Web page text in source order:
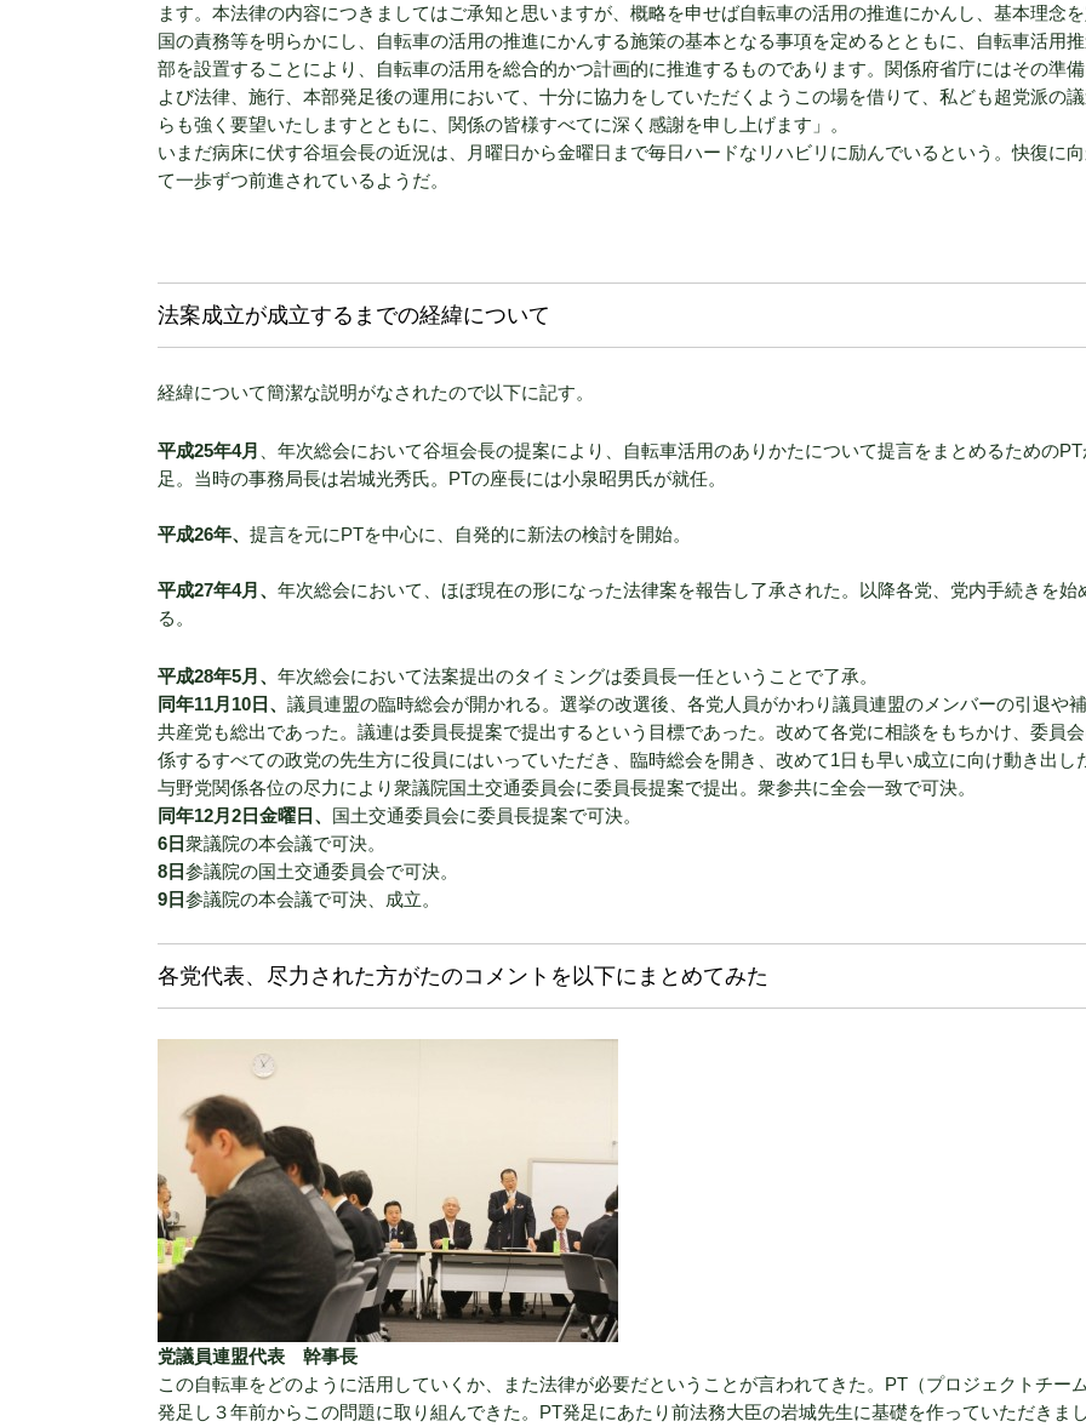
ます。本法律の内容につきましてはご承知と思いますが、概略を申せば自転車の活用の推進にかんし、基本理念
国の責務等を明らかにし、自転車の活用の推進にかんする施策の基本となる事項を定めるとともに、自転車活用
部を設置することにより、自転車の活用を総合的かつ計画的に推進するものであります。関係府省庁にはその準
よび法律、施行、本部発足後の運用において、十分に協力をしていただくようこの場を借りて、私ども超党派の
らも強く要望いたしますとともに、関係の皆様すべてに深く感謝を申し上げます」。
いまだ病床に伏す谷垣会長の近況は、月曜日から金曜日まで毎日ハードなリハビリに励んでいるという。快復に
て一歩ずつ前進されているようだ。
法案成立が成立するまでの経緯について
経緯について簡潔な説明がなされたので以下に記す。
平成25年4月
、年次総会において谷垣会長の提案により、自転車活用のありかたについて提言をまとめるためのPT
足。当時の事務局長は岩城光秀氏。PTの座長には小泉昭男氏が就任。
平成26年、 提言を元にPTを中心に、自発的に新法の検討を開始。
平成27年4月、 年次総会において、ほぼ現在の形になった法律案を報告し了承された。以降各党、党内手続きを始
る。
平成28年5月、 年次総会において法案提出のタイミングは委員長一任ということで了承。
同年11月10日、 議員連盟の臨時総会が開かれる。選挙の改選後、各党人員がかわり議員連盟のメンバーの引退や補
共産党も総出であった。議連は委員長提案で提出するという目標であった。改めて各党に相談をもちかけ、委員
係するすべての政党の先生方に役員にはいっていただき、臨時総会を開き、改めて1日も早い成立に向け動き出し
与野党関係各位の尽力により衆議院国土交通委員会に委員長提案で提出。衆参共に全会一致で可決。
同年12月2日金曜日、 国土交通委員会に委員長提案で可決。
6日衆議院の本会議で可決。
8日参議院の国土交通委員会で可決。
9日参議院の本会議で可決、成立。
各党代表、尽力された方がたのコメントを以下にまとめてみた
党議員連盟代表 幹事長
この自転車をどのように活用していくか、また法律が必要だということが言われてきた。PT（プロジェクトチー
発足し３年前からこの問題に取り組んできた。PT発足にあたり前法務大臣の岩城先生に基礎を作っていただきまし